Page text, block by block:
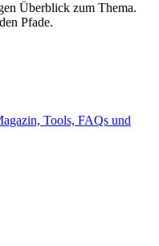
Überblick zum Thema.
Pfade.
Tools, FAQs und